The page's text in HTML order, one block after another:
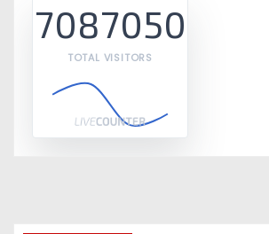
7087050
TOTAL VISITORS